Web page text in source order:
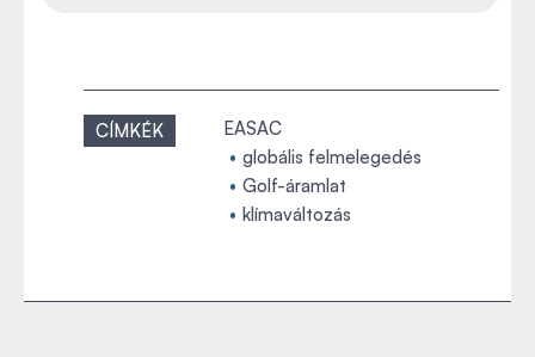
CÍMKÉK
EASAC
globális felmelegedés
Golf-áramlat
klímaváltozás